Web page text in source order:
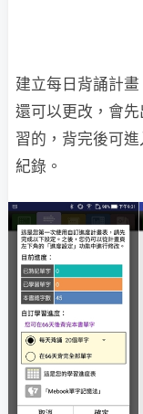
建立每日背誦計
還可以更改，會
習的，背完後可
紀錄。